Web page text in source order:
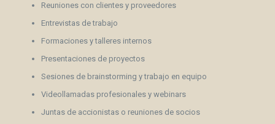
Reuniones con clientes y proveedores
Entrevistas de trabajo
Formaciones y talleres internos
Presentaciones de proyectos
Sesiones de brainstorming y trabajo en equipo
Videollamadas profesionales y webinars
Juntas de accionistas o reuniones de socios